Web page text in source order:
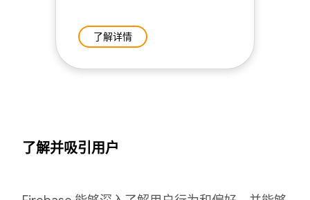
了解详情
了解并吸引用户